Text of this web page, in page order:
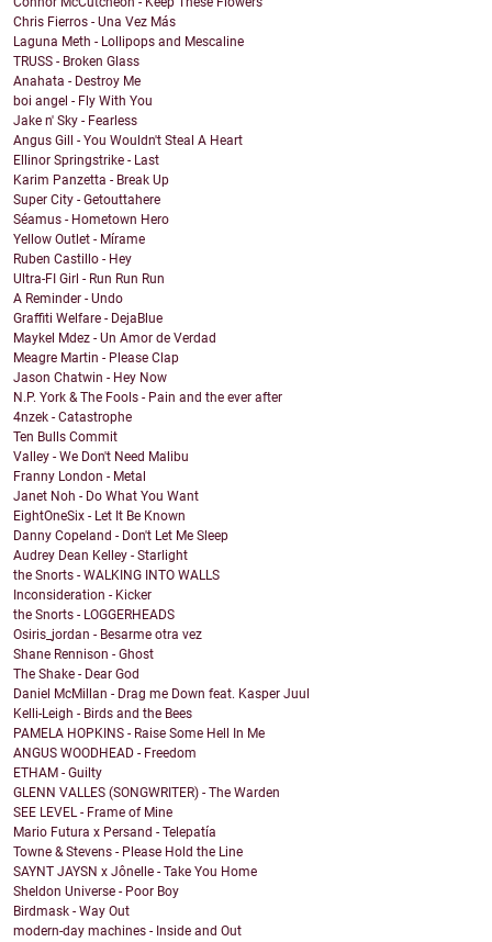
Chris Fierros - Una Vez Más
Laguna Meth - Lollipops and Mescaline
TRUSS - Broken Glass
Anahata - Destroy Me
boi angel - Fly With You
Jake n' Sky - Fearless
Angus Gill - You Wouldn't Steal A Heart
Ellinor Springstrike - Last
Karim Panzetta - Break Up
Super City - Getouttahere
Séamus - Hometown Hero
Yellow Outlet - Mírame
Ruben Castillo - Hey
Ultra-FI Girl - Run Run Run
A Reminder - Undo
Graffiti Welfare - DejaBlue
Maykel Mdez - Un Amor de Verdad
Meagre Martin - Please Clap
Jason Chatwin - Hey Now
N.P. York & The Fools - Pain and the ever after
4nzek - Catastrophe
Ten Bulls Commit
Valley - We Don't Need Malibu
Franny London - Metal
Janet Noh - Do What You Want
EightOneSix - Let It Be Known
Danny Copeland - Don't Let Me Sleep
Audrey Dean Kelley - Starlight
the Snorts - WALKING INTO WALLS
Inconsideration - Kicker
the Snorts - LOGGERHEADS
Osiris_jordan - Besarme otra vez
Shane Rennison - Ghost
The Shake - Dear God
Daniel McMillan - Drag me Down feat. Kasper Juul
Kelli-Leigh - Birds and the Bees
PAMELA HOPKINS - Raise Some Hell In Me
ANGUS WOODHEAD - Freedom
ETHAM - Guilty
GLENN VALLES (SONGWRITER) - The Warden
SEE LEVEL - Frame of Mine
Mario Futura x Persand - Telepatía
Towne & Stevens - Please Hold the Line
SAYNT JAYSN x Jônelle - Take You Home
Sheldon Universe - Poor Boy
Birdmask - Way Out
modern-day machines - Inside and Out